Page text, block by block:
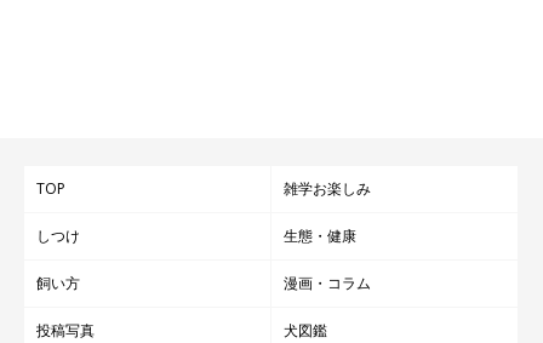
TOP 雑学お楽しみ
しつけ 生態・健康
飼い方 漫画・コラム
投稿写真 犬図鑑